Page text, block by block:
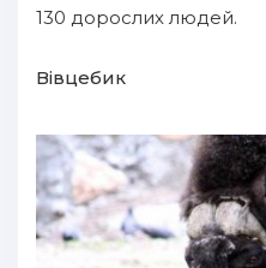
130 дорослих людей.
Вівцебик